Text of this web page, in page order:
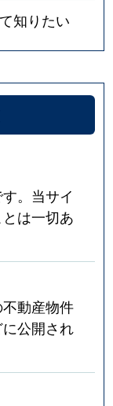
知りたい
。当サイ
は一切あ
動産物件
公開され